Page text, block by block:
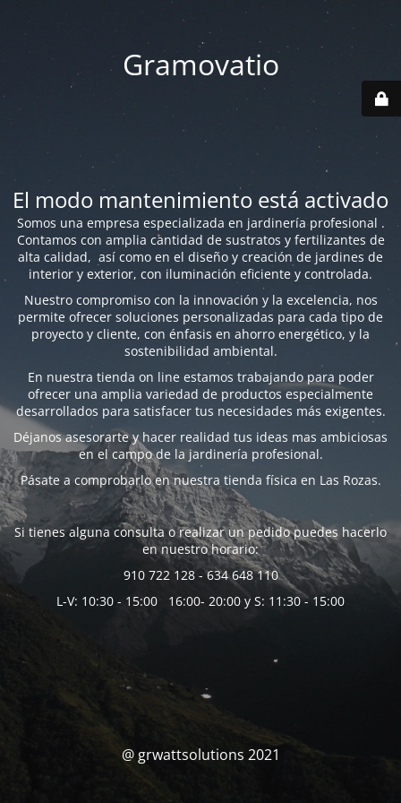
Gramovatio
El modo mantenimiento está activado
Somos una empresa especializada en jardinería profesional .
Contamos con amplia cantidad de sustratos y fertilizantes de
alta calidad, así como en el diseño y creación de jardines de
interior y exterior, con iluminación eficiente y controlada.
Nuestro compromiso con la innovación y la excelencia, nos
permite ofrecer soluciones personalizadas para cada tipo de
proyecto y cliente, con énfasis en ahorro energético, y la
sostenibilidad ambiental.
En nuestra tienda on line estamos trabajando para poder
ofrecer una amplia variedad de productos especialmente
desarrollados para satisfacer tus necesidades más exigentes.
Déjanos asesorarte y hacer realidad tus ideas mas ambiciosas
en el campo de la jardinería profesional.
Pásate a comprobarlo en nuestra tienda física en Las Rozas.
Si tienes alguna consulta o realizar un pedido puedes hacerlo
en nuestro horario:
910 722 128 - 634 648 110
L-V: 10:30 - 15:00 16:00- 20:00 y S: 11:30 - 15:00
@ grwattsolutions 2021